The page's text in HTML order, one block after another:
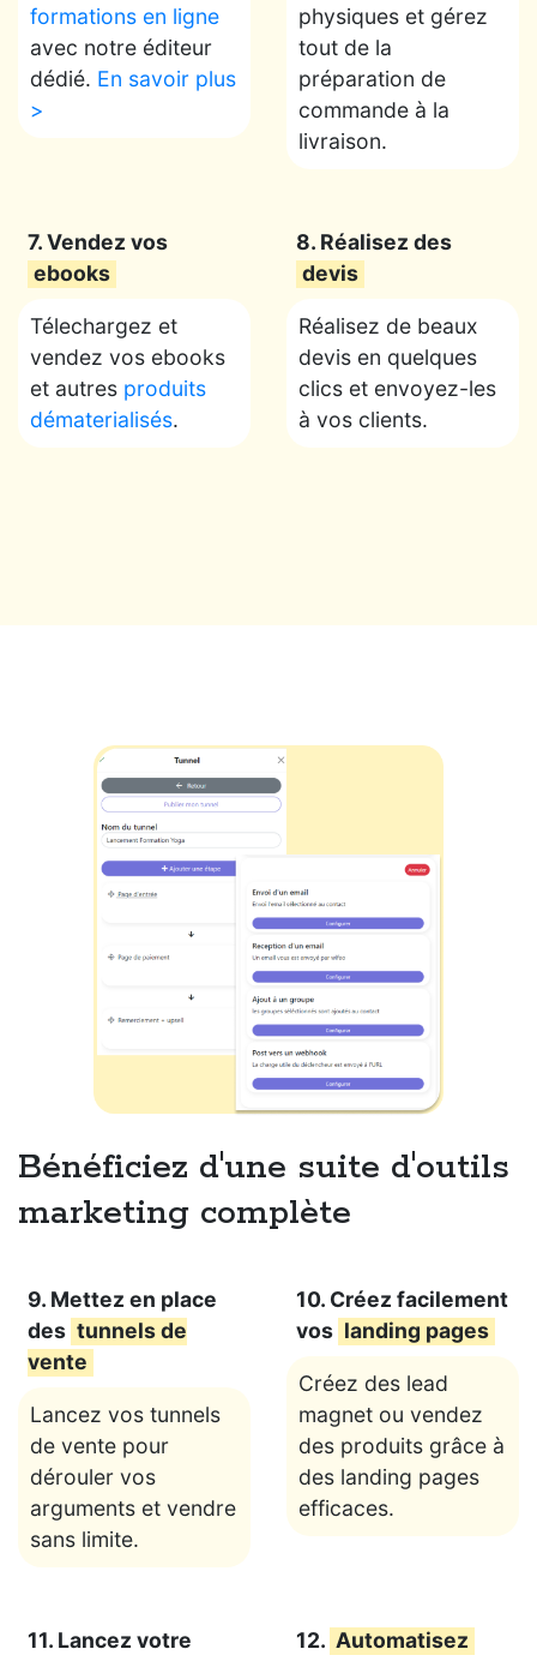
formations en ligne
avec notre éditeur
dédié. En savoir plus
>
physiques et gérez
tout de la
préparation de
commande à la
livraison.
7. Vendez vos
ebooks
Télechargez et
vendez vos ebooks
et autres produits
dématerialisés.
8. Réalisez des
devis
Réalisez de beaux
devis en quelques
clics et envoyez-les
à vos clients.
Bénéficiez d'une suite d'outils
marketing complète
9. Mettez en place
des tunnels de
vente
Lancez vos tunnels
de vente pour
dérouler vos
arguments et vendre
sans limite.
10. Créez facilement
vos landing pages
Créez des lead
magnet ou vendez
des produits grâce à
des landing pages
efficaces.
11. Lancez votre
12. Automatisez